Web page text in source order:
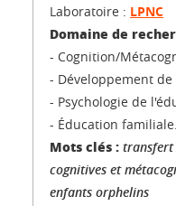
Laboratoire : LPNC
Domaine de
- Cognition/
- Développement
- Psychologie de
- Éducation familiale.
Mots clés : transfert
cognitives et
enfants orphelins